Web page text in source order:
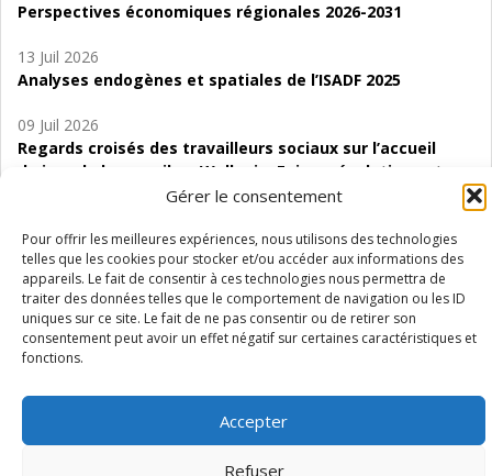
Gérer le consentement
Pour offrir les meilleures expériences, nous utilisons des technologies
telles que les cookies pour stocker et/ou accéder aux informations des
appareils. Le fait de consentir à ces technologies nous permettra de
traiter des données telles que le comportement de navigation ou les ID
uniques sur ce site. Le fait de ne pas consentir ou de retirer son
consentement peut avoir un effet négatif sur certaines caractéristiques et
fonctions.
Accepter
Refuser
Perspectives économiques régionales 2026-2031
13 Juil 2026
Analyses endogènes et spatiales de l’ISADF 2025
09 Juil 2026
Regards croisés des travailleurs sociaux sur l’accueil
de jour de bas seuil en Wallonie. Enjeux, évolutions et
06 Juil 2026
Étude d’évaluabilité des Structures
d’accompagnement à l’autocréation d’emploi (SAACE)
01 Juil 2026
Pénurie du personnel infirmier :quels indicateurs
Wallonie ?